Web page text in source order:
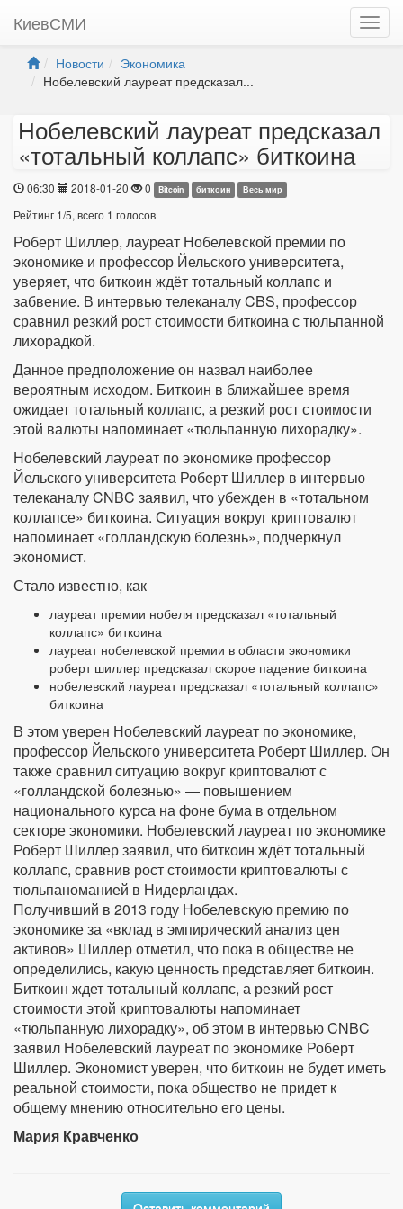
КиевСМИ
Новости
Экономика
Нобелевский лауреат предсказал...
Нобелевский лауреат предсказал
«тотальный коллапс» биткоина
06:30 2018-01-20 0 Bitcoin биткоин Весь мир
Рейтинг 1/5, всего 1 голосов
Роберт Шиллер, лауреат Нобелевской премии по
экономике и профессор Йельского университета,
уверяет, что биткоин ждёт тотальный коллапс и
забвение. В интервью телеканалу CBS, профессор
сравнил резкий рост стоимости биткоина с тюльпанной
лихорадкой.
Данное предположение он назвал наиболее
вероятным исходом. Биткоин в ближайшее время
ожидает тотальный коллапс, а резкий рост стоимости
этой валюты напоминает «тюльпанную лихорадку».
Нобелевский лауреат по экономике профессор
Йельского университета Роберт Шиллер в интервью
телеканалу CNBC заявил, что убежден в «тотальном
коллапсе» биткоина. Ситуация вокруг криптовалют
напоминает «голландскую болезнь», подчеркнул
экономист.
Стало известно, как
лауреат премии нобеля предсказал «тотальный
коллапс» биткоина
лауреат нобелевской премии в области экономики
роберт шиллер предсказал скорое падение биткоина
нобелевский лауреат предсказал «тотальный коллапс»
биткоина
В этом уверен Нобелевский лауреат по экономике,
профессор Йельского университета Роберт Шиллер. Он
также сравнил ситуацию вокруг криптовалют с
«голландской болезнью» — повышением
национального курса на фоне бума в отдельном
секторе экономики. Нобелевский лауреат по экономике
Роберт Шиллер заявил, что биткоин ждёт тотальный
коллапс, сравнив рост стоимости криптовалюты с
тюльпаноманией в Нидерландах.
Получивший в 2013 году Нобелевскую премию по
экономике за «вклад в эмпирический анализ цен
активов» Шиллер отметил, что пока в обществе не
определились, какую ценность представляет биткоин.
Биткоин ждет тотальный коллапс, а резкий рост
стоимости этой криптовалюты напоминает
«тюльпанную лихорадку», об этом в интервью CNBC
заявил Нобелевский лауреат по экономике Роберт
Шиллер. Экономист уверен, что биткоин не будет иметь
реальной стоимости, пока общество не придет к
общему мнению относительно его цены.
Мария Кравченко